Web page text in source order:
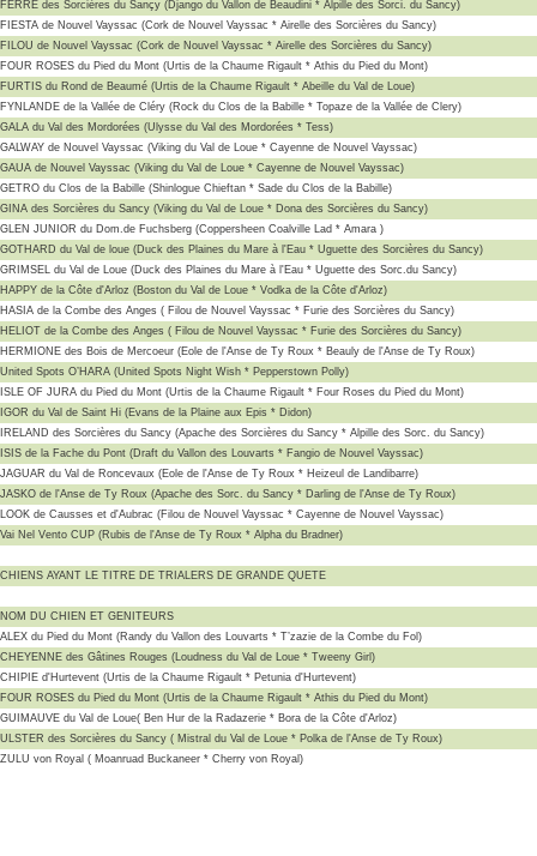
FERRE des Sorcières du Sançy (Django du Vallon de Beaudini * Alpille des Sorci. du Sancy)
FIESTA de Nouvel Vayssac (Cork de Nouvel Vayssac * Airelle des Sorcières du Sancy)
FILOU de Nouvel Vayssac (Cork de Nouvel Vayssac * Airelle des Sorcières du Sancy)
FOUR ROSES du Pied du Mont (Urtis de la Chaume Rigault * Athis du Pied du Mont)
FURTIS du Rond de Beaumé (Urtis de la Chaume Rigault * Abeille du Val de Loue)
FYNLANDE de la Vallée de Cléry (Rock du Clos de la Babille * Topaze de la Vallée de Clery)
GALA du Val des Mordorées (Ulysse du Val des Mordorées * Tess)
GALWAY de Nouvel Vayssac (Viking du Val de Loue * Cayenne de Nouvel Vayssac)
GAUA de Nouvel Vayssac (Viking du Val de Loue * Cayenne de Nouvel Vayssac)
GETRO du Clos de la Babille (Shinlogue Chieftan * Sade du Clos de la Babille)
GINA des Sorcières du Sancy (Viking du Val de Loue * Dona des Sorcières du Sancy)
GLEN JUNIOR du Dom.de Fuchsberg (Coppersheen Coalville Lad * Amara )
GOTHARD du Val de loue (Duck des Plaines du Mare à l'Eau * Uguette des Sorcières du Sancy)
GRIMSEL du Val de Loue (Duck des Plaines du Mare à l'Eau * Uguette des Sorc.du Sancy)
HAPPY de la Côte d'Arloz (Boston du Val de Loue * Vodka de la Côte d'Arloz)
HASIA de la Combe des Anges ( Filou de Nouvel Vayssac * Furie des Sorcières du Sancy)
HELIOT de la Combe des Anges ( Filou de Nouvel Vayssac * Furie des Sorcières du Sancy)
HERMIONE des Bois de Mercoeur (Eole de l'Anse de Ty Roux * Beauly de l'Anse de Ty Roux)
United Spots O’HARA (United Spots Night Wish * Pepperstown Polly)
ISLE OF JURA du Pied du Mont (Urtis de la Chaume Rigault * Four Roses du Pied du Mont)
IGOR du Val de Saint Hi (Evans de la Plaine aux Epis * Didon)
IRELAND des Sorcières du Sancy (Apache des Sorcières du Sancy * Alpille des Sorc. du Sancy)
ISIS de la Fache du Pont (Draft du Vallon des Louvarts * Fangio de Nouvel Vayssac)
JAGUAR du Val de Roncevaux (Eole de l'Anse de Ty Roux * Heizeul de Landibarre)
JASKO de l'Anse de Ty Roux (Apache des Sorc. du Sancy * Darling de l'Anse de Ty Roux)
LOOK de Causses et d'Aubrac (Filou de Nouvel Vayssac * Cayenne de Nouvel Vayssac)
Vai Nel Vento CUP (Rubis de l'Anse de Ty Roux * Alpha du Bradner)
CHIENS AYANT LE TITRE DE TRIALERS DE GRANDE QUETE
NOM DU CHIEN ET GENITEURS
ALEX du Pied du Mont (Randy du Vallon des Louvarts * T’zazie de la Combe du Fol)
CHEYENNE des Gâtines Rouges (Loudness du Val de Loue * Tweeny Girl)
CHIPIE d'Hurtevent (Urtis de la Chaume Rigault * Petunia d'Hurtevent)
FOUR ROSES du Pied du Mont (Urtis de la Chaume Rigault * Athis du Pied du Mont)
GUIMAUVE du Val de Loue( Ben Hur de la Radazerie * Bora de la Côte d'Arloz)
ULSTER des Sorcières du Sancy ( Mistral du Val de Loue * Polka de l'Anse de Ty Roux)
ZULU von Royal ( Moanruad Buckaneer * Cherry von Royal)